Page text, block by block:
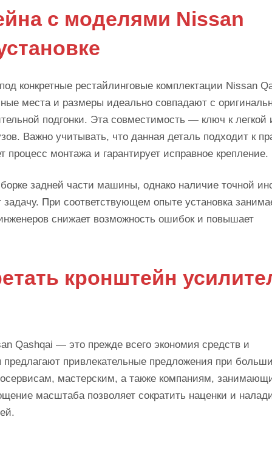
с моделями Nissan
конкретные рестайлинговые комплектации Nissan
места и размеры идеально совпадают с
подгонки. Эта совместимость — ключ к легкой
Важно учитывать, что данная деталь подходит к
монтажа и гарантирует исправное крепление.
задней части машины, однако наличие точной
При соответствующем опыте установка
снижает возможность ошибок и повышает
кронштейн
Qashqai — это прежде всего экономия средств и
привлекательные предложения при
мастерским, а также компаниям,
масштаба позволяет сократить наценки и